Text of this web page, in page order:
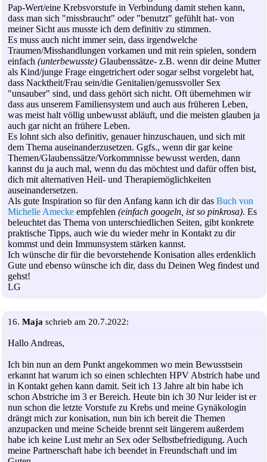
Pap-Wert/eine Krebsvorstufe in Verbindung damit stehen kann,
dass man sich "missbraucht" oder "benutzt" gefühlt hat- von
meiner Sicht aus musste ich dem definitiv zu stimmen.
Es muss auch nicht immer sein, dass irgendwelche
Traumen/Misshandlungen vorkamen und mit rein spielen, sondern
einfach (unterbewusste) Glaubenssätze- z.B. wenn dir deine Mutter
als Kind/junge Frage eingetrichert oder sogar selbst vorgelebt hat,
dass Nacktheit/Frau sein/die Genitalien/genussvoller Sex
"unsauber" sind, und dass gehört sich nicht. Oft übernehmen wir
dass aus unserem Familiensystem und auch aus früheren Leben,
was meist halt völlig unbewusst abläuft, und die meisten glauben ja
auch gar nicht an frühere Leben.
Es lohnt sich also definitiv, genauer hinzuschauen, und sich mit
dem Thema auseinanderzusetzen. Ggfs., wenn dir gar keine
Themen/Glaubenssätze/Vorkommnisse bewusst werden, dann
kannst du ja auch mal, wenn du das möchtest und dafür offen bist,
dich mit alternativen Heil- und Therapiemöglichkeiten
auseinandersetzen.
Als gute Inspiration so für den Anfang kann ich dir das Buch von
Michelle Amecke empfehlen (einfach googeln, ist so pinkrosa). Es
beleuchtet das Thema von unterschiedlichen Seiten, gibt konkrete
praktische Tipps, auch wie du wieder mehr in Kontakt zu dir
kommst und dein Immunsystem stärken kannst.
Ich wünsche dir für die bevorstehende Konisation alles erdenklich
Gute und ebenso wünsche ich dir, dass du Deinen Weg findest und
gehst!
LG
16. Maja schrieb am 20.7.2022:
Hallo Andreas,
Ich bin nun an dem Punkt angekommen wo mein Bewusstsein
erkannt hat warum ich so einen schlechten HPV Abstrich habe und
in Kontakt gehen kann damit. Seit ich 13 Jahre alt bin habe ich
schon Abstriche im 3 er Bereich. Heute bin ich 30 Nur leider ist er
nun schon die letzte Vorstufe zu Krebs und meine Gynäkologin
drängt mich zur konisation, nun bin ich bereit die Themen
anzupacken und meine Scheide brennt seit längerem außerdem
habe ich keine Lust mehr an Sex oder Selbstbefriedigung. Auch
meine Partnerschaft habe ich beendet in Freundschaft und im